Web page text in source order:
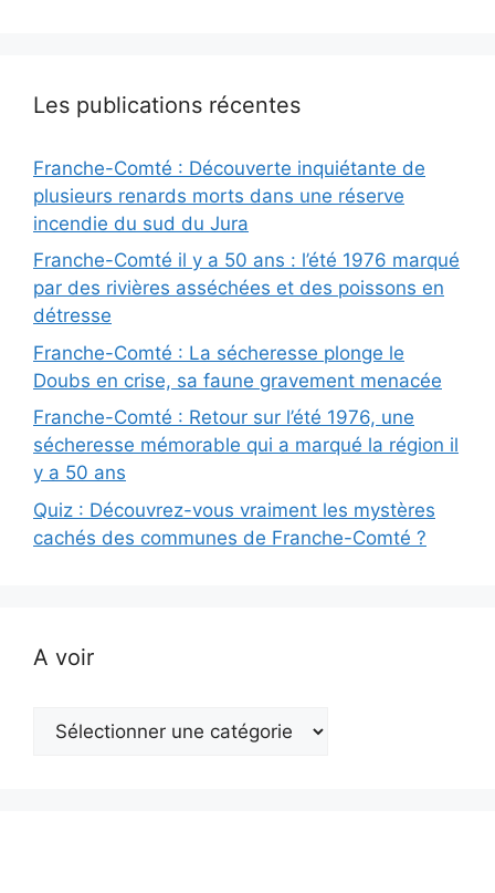
Les publications récentes
Franche-Comté : Découverte inquiétante de
plusieurs renards morts dans une réserve
incendie du sud du Jura
Franche-Comté il y a 50 ans : l’été 1976 marqué
par des rivières asséchées et des poissons en
détresse
Franche-Comté : La sécheresse plonge le
Doubs en crise, sa faune gravement menacée
Franche-Comté : Retour sur l’été 1976, une
sécheresse mémorable qui a marqué la région il
y a 50 ans
Quiz : Découvrez-vous vraiment les mystères
cachés des communes de Franche-Comté ?
A voir
voir